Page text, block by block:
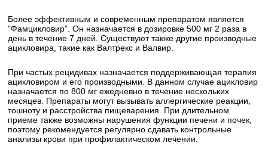
Более эффективным и современным препаратом является
"Фамцикловир". Он назначается в дозировке 500 мг 2 раза в
день в течение 7 дней. Существуют также другие производные
ацикловира, такие как Валтрекс и Валвир.
При частых рецидивах назначается поддерживающая терапия
ацикловиром и его производными. В данном случае ацикловир
назначается по 800 мг ежедневно в течение нескольких
месяцев. Препараты могут вызывать аллергические реакции,
тошноту и расстройства пищеварения. При длительном
приеме также возможны нарушения функции печени и почек,
поэтому рекомендуется регулярно сдавать контрольные
анализы крови при профилактическом лечении.